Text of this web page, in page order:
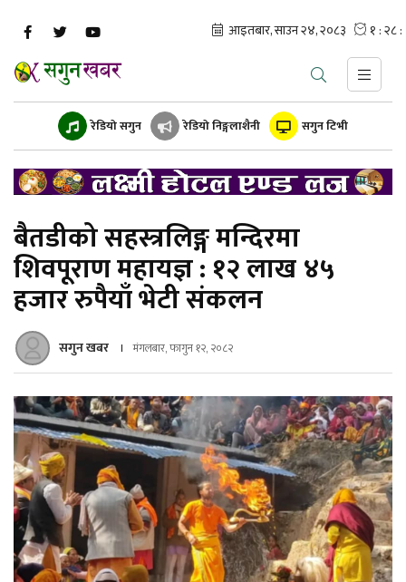
रेडियो सगुन रेडियो निङ्गलाशैनी सगुन टिभी
बैतडीको सहस्त्रलिङ्ग मन्दिरमा
शिवपूराण महायज्ञ : १२ लाख ४५
हजार रुपैयाँ भेटी संकलन
सगुन खबर मंगलबार, फागुन १२, २०८२